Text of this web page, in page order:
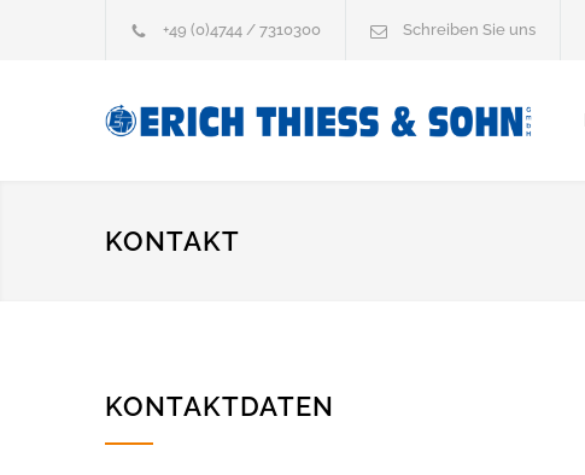
+49 (0)4744 / 7310300 Schreiben Sie uns
KONTAKT
KONTAKTDATEN